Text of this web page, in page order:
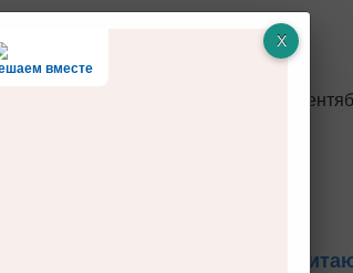
вместе
социокультурного проекта 16
Праздник детской книги.
краевого фестиваля